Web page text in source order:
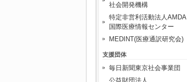
社会開発機構
特定非営利活動法人AMDA
国際医療情報センター
MEDINT(医療通訳研究会)
支援団体
毎日新聞東京社会事業団
公益財団法人